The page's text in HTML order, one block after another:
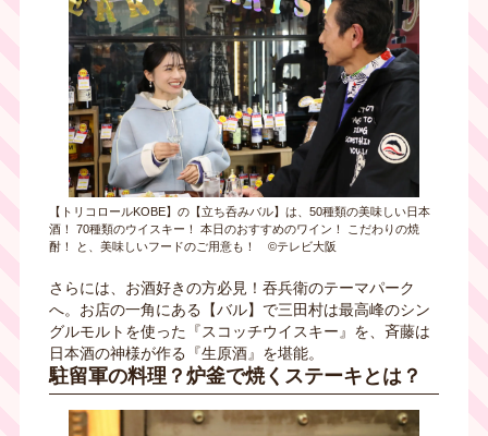
【トリコロールKOBE】の【立ち呑みバル】は、50種類の美味しい日本
酒！ 70種類のウイスキー！ 本日のおすすめのワイン！ こだわりの焼
酎！ と、美味しいフードのご用意も！ ©テレビ大阪
さらには、お酒好きの方必見！吞兵衛のテーマパーク
へ。お店の一角にある【バル】で三田村は最高峰のシン
グルモルトを使った『スコッチウイスキー』を、斉藤は
日本酒の神様が作る『生原酒』を堪能。
駐留軍の料理？炉釜で焼くステーキとは？